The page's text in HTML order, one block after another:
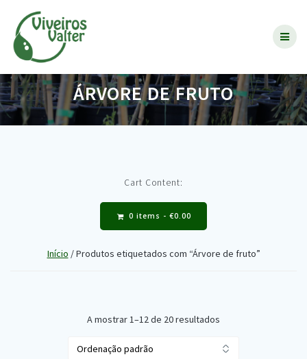
ÁRVORE DE FRUTO
Cart Content:
0 items - €0.00
Início / Produtos etiquetados com “Árvore de fruto”
A mostrar 1–12 de 20 resultados